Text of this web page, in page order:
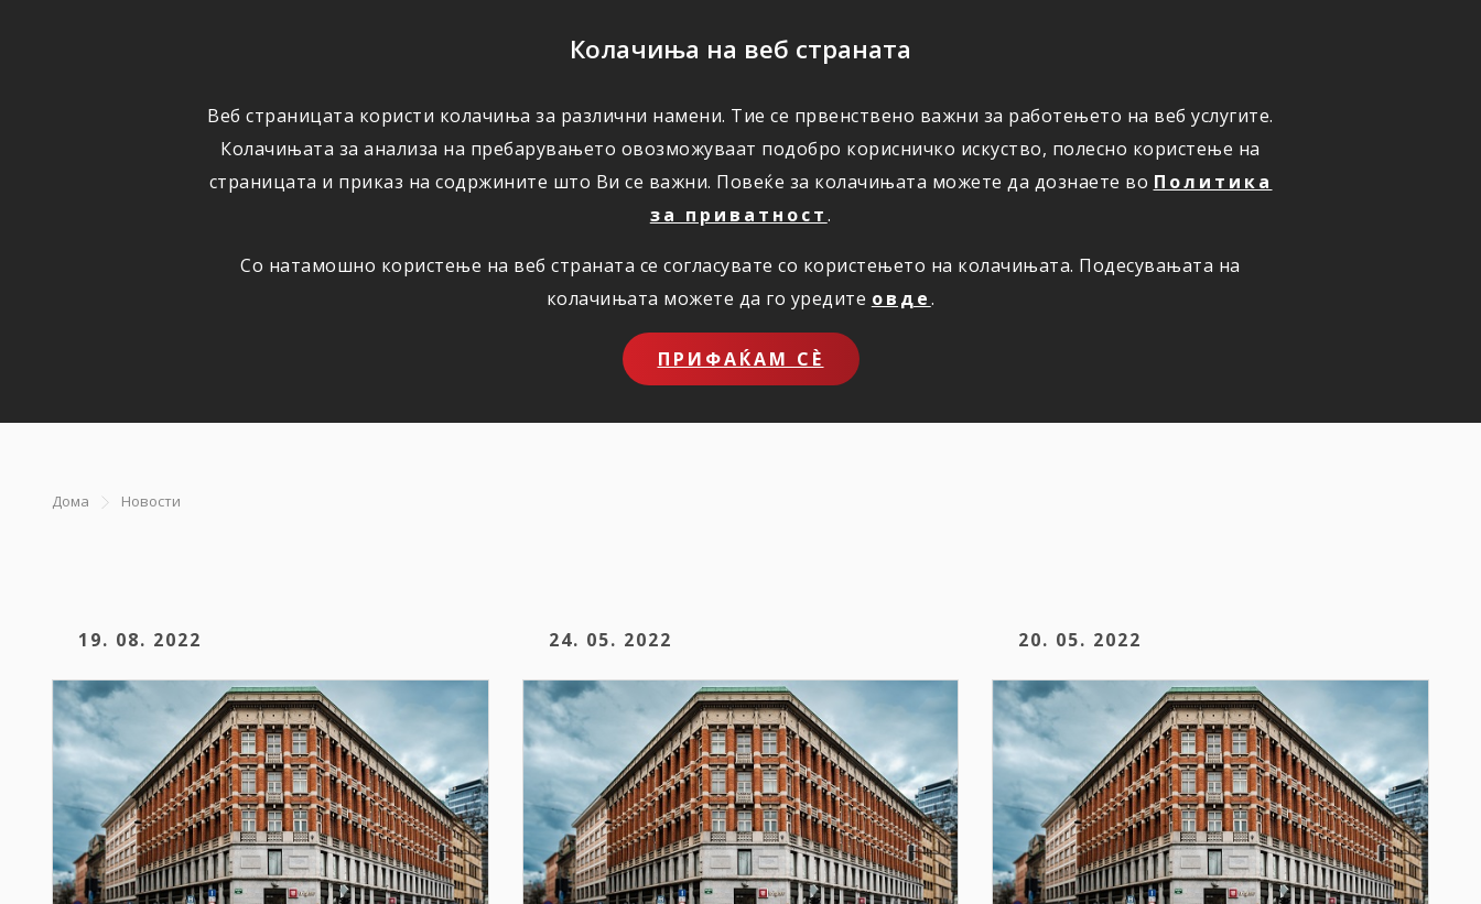
Колачиња на веб страната
Веб страницата користи колачиња за различни намени. Тие се првенствено важни за работењето на веб услугите.
Колачињата за анализа на пребарувањето овозможуваат подобро корисничко искуство, полесно користење на
страницата и приказ на содржините што Ви се важни. Повеќе за колачињата можете да дознаете во Политика
за приватност.
Со натамошно користење на веб страната се согласувате со користењето на колачињата. Подесувањата на
колачињата можете да го уредите овде.
ПРИФАЌАМ СЀ
ОСИГУРУВАЊЕ ШТЕТИ ПОВОЛНОСТИ КОРИСНО ЗА НАС ОНЛАЈН ПРИЈАВИ ШТЕТА
Дома Новости
19. 08. 2022 24. 05. 2022 20. 05. 2022